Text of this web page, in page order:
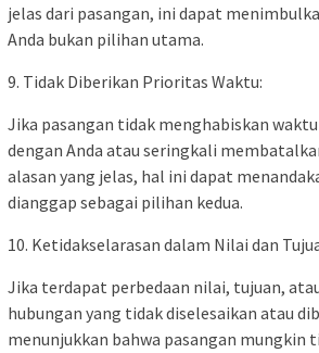
jelas dari pasangan, ini dapat
Anda bukan pilihan utama.
9. Tidak Diberikan Prioritas Waktu:
Jika pasangan tidak menghabiskan
dengan Anda atau seringkali
alasan yang jelas, hal ini dapat
dianggap sebagai pilihan kedua.
10. Ketidakselarasan dalam Nilai dan
Jika terdapat perbedaan nilai, tujuan,
hubungan yang tidak diselesaikan atau
menunjukkan bahwa pasangan mungkin